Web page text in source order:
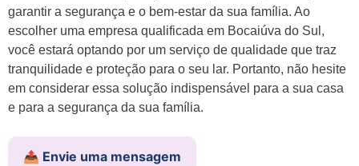
garantir a segurança e o bem-estar da sua família. Ao
escolher uma empresa qualificada em Bocaiúva do Sul,
você estará optando por um serviço de qualidade que traz
tranquilidade e proteção para o seu lar. Portanto, não hesite
em considerar essa solução indispensável para a sua casa
e para a segurança da sua família.
📤 Envie uma mensagem